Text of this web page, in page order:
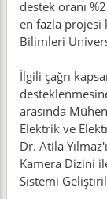
destek oranı
en fazla projesi
Bilimleri
İlgili çağrı
arasında
Elektrik ve
Dr. Atila
Kamera Dizini
Sistemi